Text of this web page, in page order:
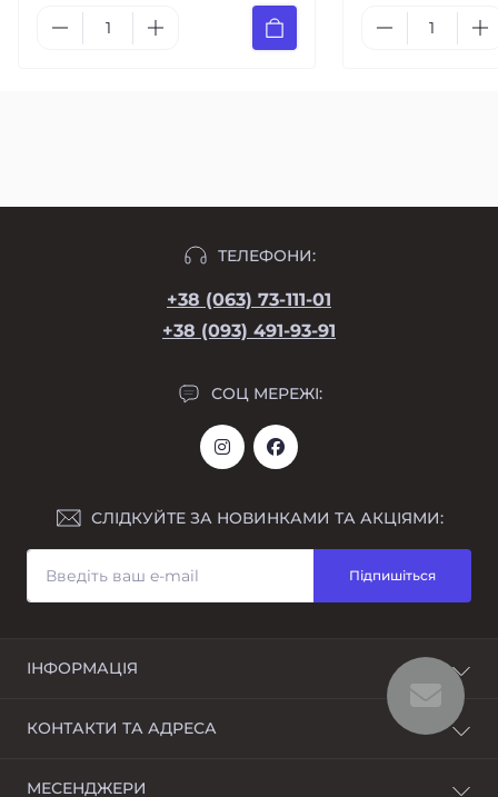
ТЕЛЕФОНИ:
+38 (063) 73-111-01
+38 (093) 491-93-91
СОЦ МЕРЕЖІ:
СЛІДКУЙТЕ ЗА НОВИНКАМИ ТА АКЦІЯМИ:
Підпишіться
ІНФОРМАЦІЯ
Про магазин
Умови угоди
КОНТАКТИ ТА АДРЕСА
МЕСЕНДЖЕРИ